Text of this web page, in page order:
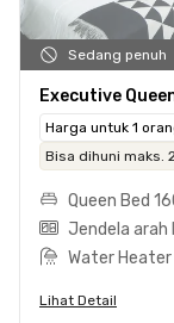
Sedang penuh
Executive
Harga untuk 1
Bisa dihuni maks.
Queen Bed
Jendela arah
Water Heater
Lihat Detail